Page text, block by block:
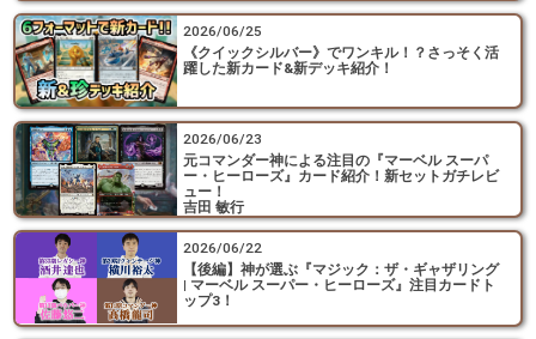
2026/06/25
《クイックシルバー》でワンキル！？さっそく活
躍した新カード&新デッキ紹介！
2026/06/23
元コマンダー神による注目の『マーベル スーパ
ー・ヒーローズ』カード紹介！新セットガチレビ
ュー！
吉田 敏行
2026/06/22
【後編】神が選ぶ『マジック：ザ・ギャザリング
| マーベル スーパー・ヒーローズ』注目カードト
ップ3！